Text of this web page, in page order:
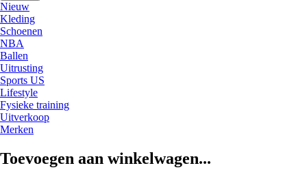
Nieuw
Kleding
Schoenen
NBA
Ballen
Uitrusting
Sports US
Lifestyle
Fysieke training
Uitverkoop
Merken
Toevoegen aan winkelwagen...